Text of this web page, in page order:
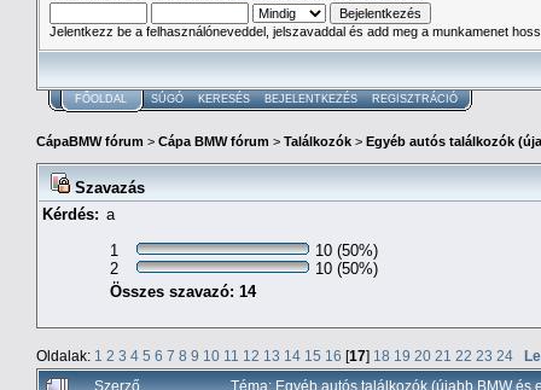
Jelentkezz be a felhasználóneveddel, jelszavaddal és add meg a munkamenet
FŐOLDAL SÚGÓ KERESÉS BEJELENTKEZÉS REGISZTRÁCIÓ
CápaBMW fórum > Cápa BMW fórum > Találkozók > Egyéb autós találkozók
Szavazás
Kérdés: a
1
10 (50%)
2
10 (50%)
Összes szavazó: 14
Oldalak: 1 2 3 4 5 6 7 8 9 10 11 12 13 14 15 16 [17] 18 19 20 21 22 23 24
Le
Szerző
Téma: Egyéb autós találkozók (újabb BMW